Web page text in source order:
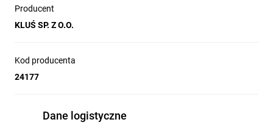
Producent
KLUŚ SP. Z O.O.
Kod producenta
24177
Dane logistyczne